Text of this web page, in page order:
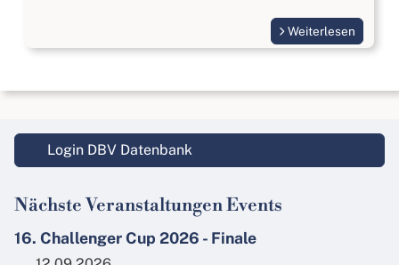
Weiterlesen
Login DBV Datenbank
Nächste Veranstaltungen Events
16. Challenger Cup 2026 - Finale